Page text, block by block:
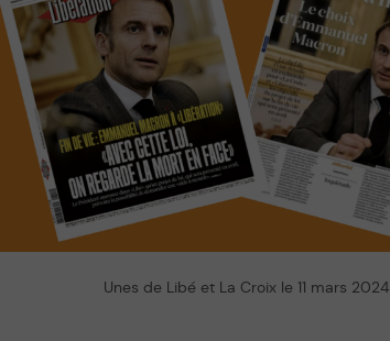
Unes de Libé et La Croix le 11 mars 2024